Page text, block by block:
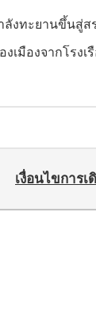
งทะยานขึ้นสู่ส
เมืองจากโรง
เงื่อนไขการเ